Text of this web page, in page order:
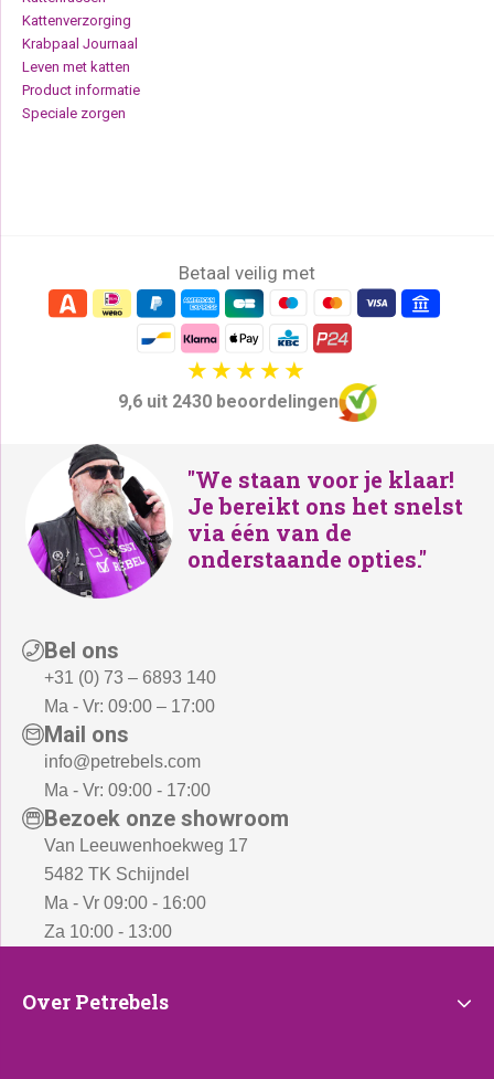
Kattenverzorging
Krabpaal Journaal
Leven met katten
Product informatie
Speciale zorgen
Betaal veilig met
9,6 uit 2430 beoordelingen
"We staan voor je klaar!
Je bereikt ons het snelst
via één van de
onderstaande opties."
Bel ons
+31 (0) 73 – 6893 140
Ma - Vr: 09:00 – 17:00
Mail ons
info@petrebels.com
Ma - Vr: 09:00 - 17:00
Bezoek onze showroom
Van Leeuwenhoekweg 17
5482 TK Schijndel
Ma - Vr 09:00 - 16:00
Za 10:00 - 13:00
Over
Over Petrebels